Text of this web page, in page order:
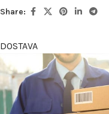
Share:
DOSTAVA